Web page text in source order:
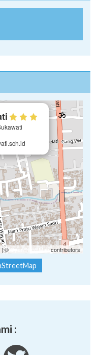
| ©OpenStreetMap contributors
: